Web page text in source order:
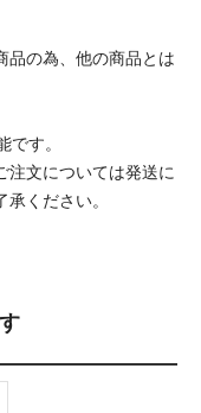
品の為、他の商品とは
です。
注文については発送に
ください。